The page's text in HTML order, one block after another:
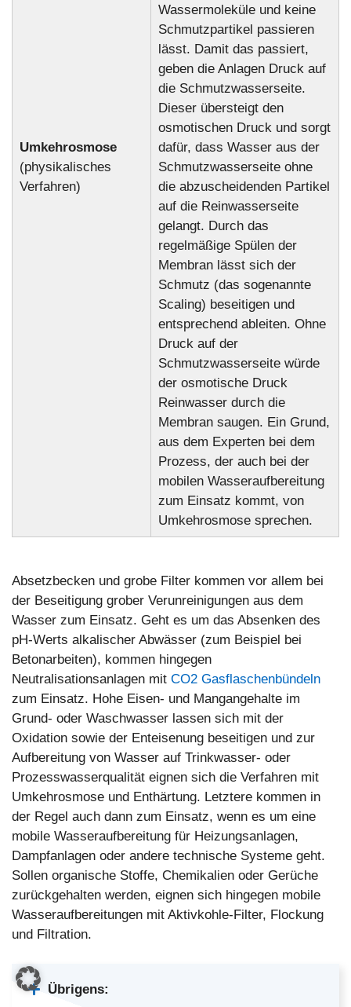
Umkehrosmose
(physikalisches
Verfahren)
Wassermoleküle und keine
Schmutzpartikel passieren
lässt. Damit das passiert,
geben die Anlagen Druck auf
die Schmutzwasserseite.
Dieser übersteigt den
osmotischen Druck und sorgt
dafür, dass Wasser aus der
Schmutzwasserseite ohne
die abzuscheidenden Partikel
auf die Reinwasserseite
gelangt. Durch das
regelmäßige Spülen der
Membran lässt sich der
Schmutz (das sogenannte
Scaling) beseitigen und
entsprechend ableiten. Ohne
Druck auf der
Schmutzwasserseite würde
der osmotische Druck
Reinwasser durch die
Membran saugen. Ein Grund,
aus dem Experten bei dem
Prozess, der auch bei der
mobilen Wasseraufbereitung
zum Einsatz kommt, von
Umkehrosmose sprechen.
Absetzbecken und grobe Filter kommen vor allem bei
der Beseitigung grober Verunreinigungen aus dem
Wasser zum Einsatz. Geht es um das Absenken des
pH-Werts alkalischer Abwässer (zum Beispiel bei
Betonarbeiten), kommen hingegen
Neutralisationsanlagen mit CO2 Gasflaschenbündeln
zum Einsatz. Hohe Eisen- und Mangangehalte im
Grund- oder Waschwasser lassen sich mit der
Oxidation sowie der Enteisenung beseitigen und zur
Aufbereitung von Wasser auf Trinkwasser- oder
Prozesswasserqualität eignen sich die Verfahren mit
Umkehrosmose und Enthärtung. Letztere kommen in
der Regel auch dann zum Einsatz, wenn es um eine
mobile Wasseraufbereitung für Heizungsanlagen,
Dampfanlagen oder andere technische Systeme geht.
Sollen organische Stoffe, Chemikalien oder Gerüche
zurückgehalten werden, eignen sich hingegen mobile
Wasseraufbereitungen mit Aktivkohle-Filter, Flockung
und Filtration.
Übrigens: